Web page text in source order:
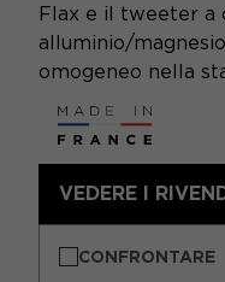
Flax e il tweeter a
alluminio/
omogeneo nella
VEDERE I
CONFRONTARE